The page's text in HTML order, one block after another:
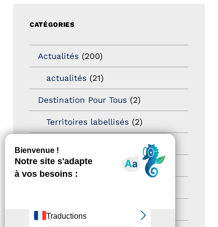
CATÉGORIES
Actualités (200)
actualités (21)
Destination Pour Tous (2)
Territoires labellisés (2)
Newsletter pro
Autres événements (41)